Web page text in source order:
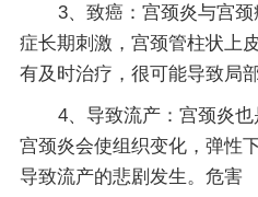
3、致癌：宫颈炎与宫
症长期刺激，宫颈管柱状上
有及时治疗，很可能导致局
4、导致流产：宫颈炎
宫颈炎会使组织变化，弹性
导致流产的悲剧发生。危害